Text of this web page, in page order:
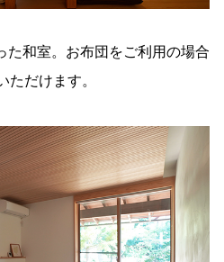
た和室。お布団をご利用の場合
ただけます。